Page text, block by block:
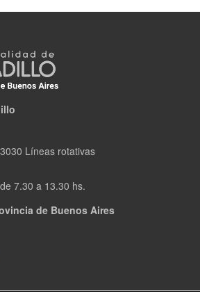
Líneas rotativas
7.30 a 13.30 hs.
de Buenos Aires